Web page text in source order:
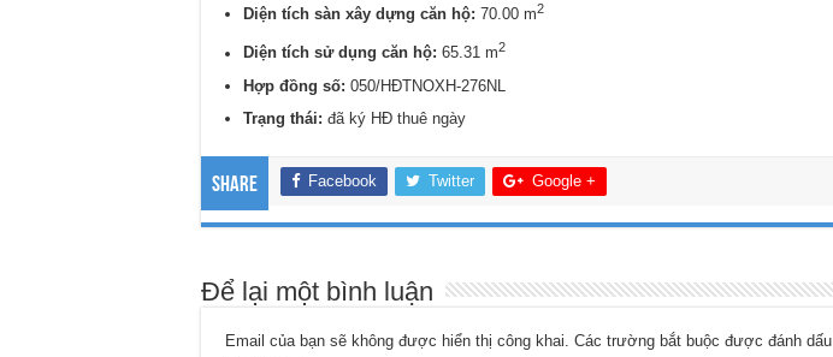
Diện tích sàn xây dựng căn hộ: 70.00 m2
Diện tích sử dụng căn hộ: 65.31 m2
Hợp đồng số: 050/HĐTNOXH-276NL
Trạng thái: đã ký HĐ thuê ngày
Share Facebook Twitter Google +
Để lại một bình luận
Email của bạn sẽ không được hiển thị công khai. Các trường bắt buộc được đánh dấu